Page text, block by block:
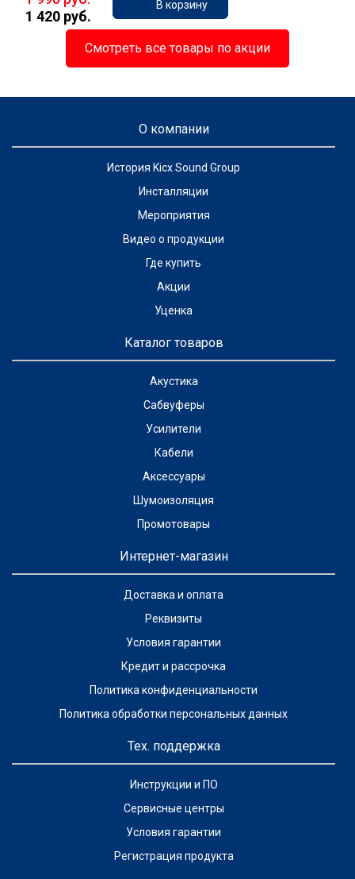
1 420 руб.
В корзину
Смотреть все товары по акции
О компании
История Kicx Sound Group
Инсталляции
Мероприятия
Видео о продукции
Где купить
Акции
Уценка
Каталог товаров
Акустика
Сабвуферы
Усилители
Кабели
Аксессуары
Шумоизоляция
Промотовары
Интернет-магазин
Доставка и оплата
Реквизиты
Условия гарантии
Кредит и рассрочка
Политика конфиденциальности
Политика обработки персональных данных
Тех. поддержка
Инструкции и ПО
Сервисные центры
Условия гарантии
Регистрация продукта